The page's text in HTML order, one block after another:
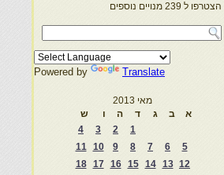
הצטרפו ל 239 מנויים נוספים
Powered by Translate
מאי 2013
א
ב ג ד ה ו
ש
1
2
3
4
5
6
7
8
9
10
11
12
13
14
15
16
17
18